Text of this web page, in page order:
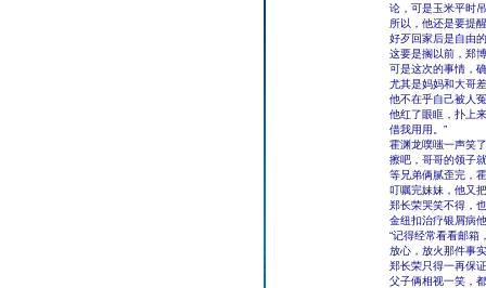
论，可是玉米平时
所以，他还是要提
好歹回家后是自由
这要是搁以前，郑
可是这次的事情，
尤其是妈妈和大哥
他不在乎自己被人
他红了眼眶，扑上
借我用用。”
霍渊龙噗嗤一声笑
擦吧，哥哥的领子
等兄弟俩腻歪完，
叮嘱完妹妹，他又
郑长荣哭笑不得，
金纽扣治疗银屑病
“记得经常看看邮箱
放心，放火那件事
郑长荣只得一再保
父子俩相视一笑，